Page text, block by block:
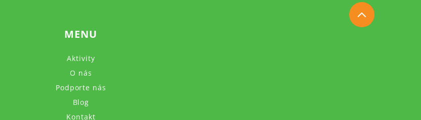
MENU
Aktivity
O nás
Podporte nás
Blog
Kontakt